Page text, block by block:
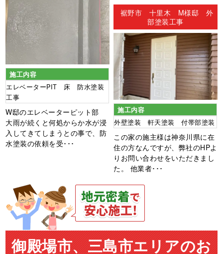
施工内容
エレベーターPIT 床 防水塗装
工事
W邸のエレベーターピット部
大雨が続くと何処からか水が浸
入してきてしまうとの事で、防
水塗装の依頼を受･･･
裾野市 十里木 M様邸 外
部塗装工事
施工内容
外壁塗装 軒天塗装 付帯部塗装
この家の施主様は神奈川県に在
住の方なんですが、弊社のHPよ
りお問い合わせをいただきまし
た。 他業者･･･
御殿場市、三島市エリアのお